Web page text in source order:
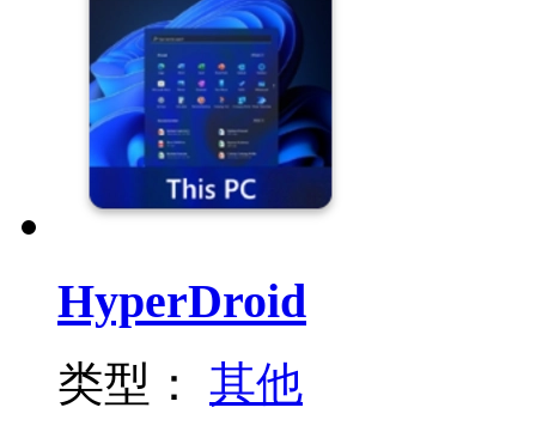
HyperDroid
类型： 其他